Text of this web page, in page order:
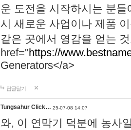
운 도전을 시작하시는 분
시 새로운 사업이나 제품
같은 곳에서 영감을 얻는
href="https://
Generators</a>
답글달기
Tungsahur Click… 25-07-08 14:07
와, 이 연막기 덕분에 농사